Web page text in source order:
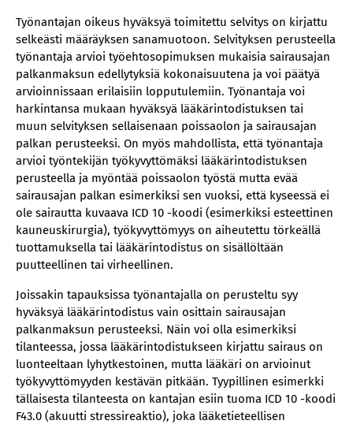
Työnantajan oikeus hyväksyä toimitettu selvitys on kirjattu
selkeästi määräyksen sanamuotoon. Selvityksen perusteella
työnantaja arvioi työehtosopimuksen mukaisia sairausajan
palkanmaksun edellytyksiä kokonaisuutena ja voi päätyä
arvioinnissaan erilaisiin lopputulemiin. Työnantaja voi
harkintansa mukaan hyväksyä lääkärintodistuksen tai
muun selvityksen sellaisenaan poissaolon ja sairausajan
palkan perusteeksi. On myös mahdollista, että työnantaja
arvioi työntekijän työkyvyttömäksi lääkärintodistuksen
perusteella ja myöntää poissaolon työstä mutta evää
sairausajan palkan esimerkiksi sen vuoksi, että kyseessä ei
ole sairautta kuvaava ICD 10 -koodi (esimerkiksi esteettinen
kauneuskirurgia), työkyvyttömyys on aiheutettu törkeällä
tuottamuksella tai lääkärintodistus on sisällöltään
puutteellinen tai virheellinen.
Joissakin tapauksissa työnantajalla on perusteltu syy
hyväksyä lääkärintodistus vain osittain sairausajan
palkanmaksun perusteeksi. Näin voi olla esimerkiksi
tilanteessa, jossa lääkärintodistukseen kirjattu sairaus on
luonteeltaan lyhytkestoinen, mutta lääkäri on arvioinut
työkyvyttömyyden kestävän pitkään. Tyypillinen esimerkki
tällaisesta tilanteesta on kantajan esiin tuoma ICD 10 -koodi
F43.0 (akuutti stressireaktio), joka lääketieteellisen